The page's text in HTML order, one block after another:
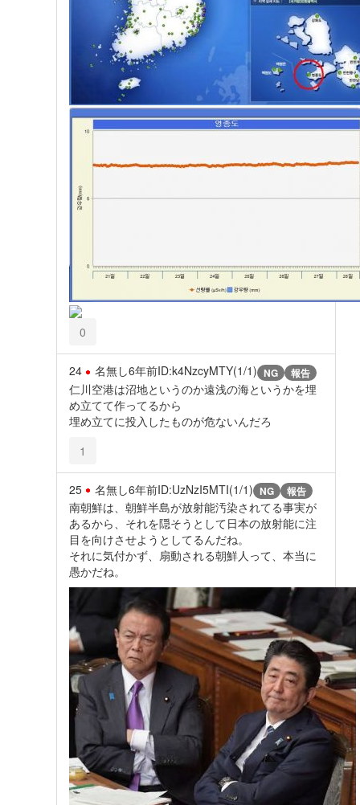
0
24 名無し6年前ID:k4NzcyMTY(1/1) NG 報告
仁川空港は沼地というのか遠浅の海というかを埋
め立てて作ってるから
埋め立てに投入したものが危ないんだろ
1
25 名無し6年前ID:UzNzI5MTI(1/1) NG 報告
南朝鮮は、朝鮮半島が放射能汚染されてる事実が
あるから、それを隠そうとして日本の放射能に注
目を向けさせようとしてるんだね。
それに気付かず、扇動される朝鮮人って、本当に
愚かだね。